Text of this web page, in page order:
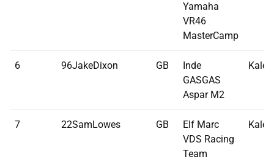
Yamaha
VR46
MasterCamp
6 96JakeDixon GB
Inde
GASGAS
Aspar M2
Kalex
7 22SamLowes GB
Elf Marc
VDS Racing
Team
Kalex